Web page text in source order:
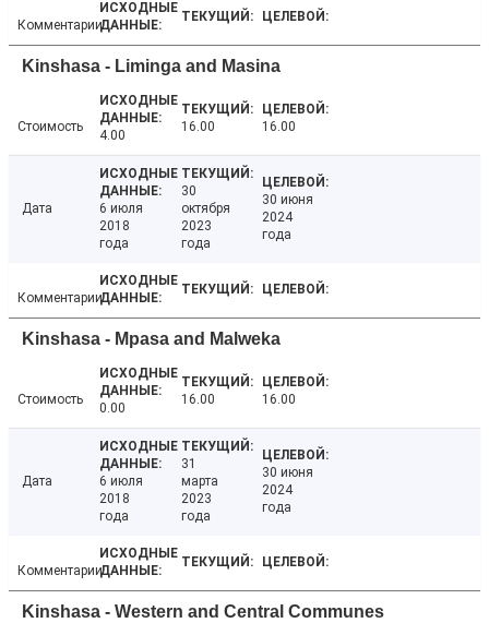
Комментарии
Kinshasa - Liminga and Masina
Стоимость
4.00
16.00 16.00
Дата
6 июля
2018
года
30
октября
2023
года
30 июня
2024
года
Комментарии
Kinshasa - Mpasa and Malweka
Стоимость
0.00
16.00 16.00
Дата
6 июля
2018
года
31
марта
2023
года
30 июня
2024
года
Комментарии
Kinshasa - Western and Central Communes